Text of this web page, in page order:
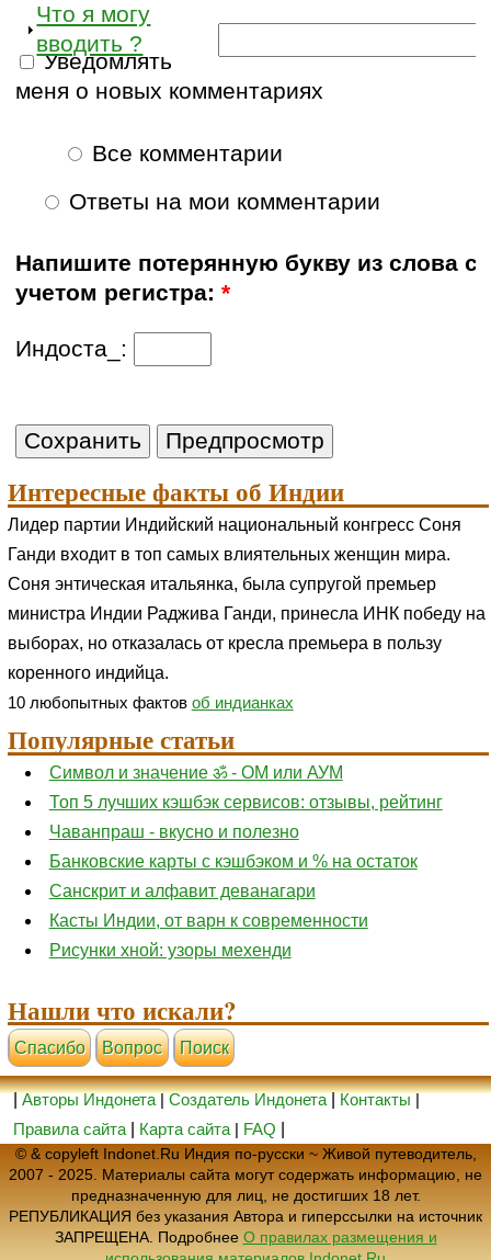
Что я могу
вводить ?
Уведомлять
меня о новых комментариях
Все комментарии
Ответы на мои комментарии
Напишите потерянную букву из слова с
учетом регистра:*
Индоста_:
Интересные факты об Индии
Лидер партии Индийский национальный конгресс Соня
Ганди входит в топ самых влиятельных женщин мира.
Соня энтическая итальянка, была супругой премьер
министра Индии Раджива Ганди, принесла ИНК победу на
выборах, но отказалась от кресла премьера в пользу
коренного индийца.
10 любопытных фактов об индианках
Популярные статьи
Символ и значение ॐ - ОМ или АУМ
Топ 5 лучших кэшбэк сервисов: отзывы, рейтинг
Чаванпраш - вкусно и полезно
Банковские карты с кэшбэком и % на остаток
Санскрит и алфавит деванагари
Касты Индии, от варн к современности
Рисунки хной: узоры мехенди
Нашли что искали?
Cпасибо Вопрос Поиск
|Авторы Индонета|Создатель Индонета|Контакты|
Правила сайта
Карта сайта | FAQ
© & copyleft Indonet.Ru Индия по-русски ~ Живой путеводитель,
2007 - 2025. Материалы сайта могут содержать информацию, не
предназначенную для лиц, не достигших 18 лет.
РЕПУБЛИКАЦИЯ без указания Автора и гиперссылки на источник
ЗАПРЕЩЕНА. Подробнее О правилах размещения и